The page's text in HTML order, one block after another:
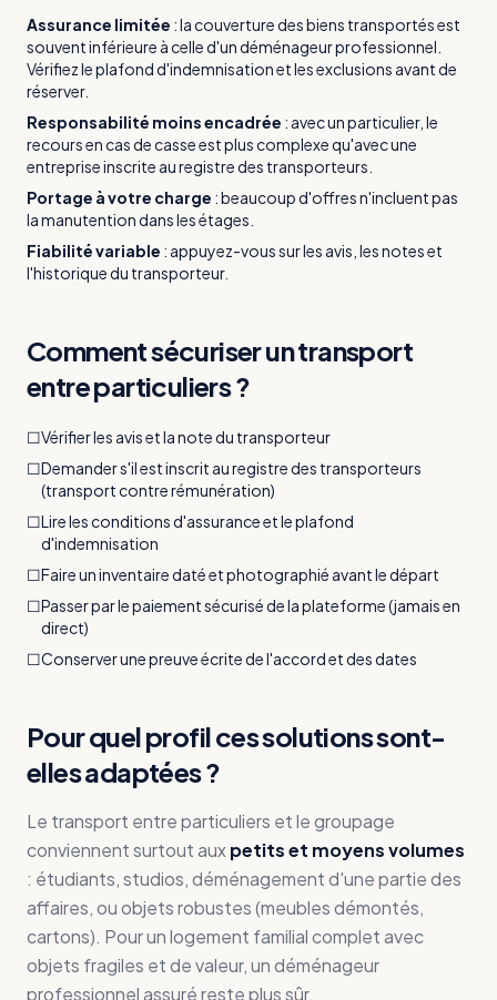
Assurance limitée :la couverture des biens transportés est
souvent inférieure à celle d'un déménageur professionnel.
Vérifiez le plafond d'indemnisation et les exclusions avant de
réserver.
Responsabilité moins encadrée : avec un particulier, le
recours en cas de casse est plus complexe qu'avec une
entreprise inscrite au registre des transporteurs.
Portage à votre charge :beaucoup d'offres n'incluent pas
la manutention dans les étages.
Fiabilité variable : appuyez-vous sur les avis, les notes et
l'historique du transporteur.
Comment sécuriser un transport
entre particuliers ?
☐Vérifier les avis et la note du transporteur
☐Demander s'il est inscrit au registre des transporteurs
(transport contre rémunération)
☐Lire les conditions d'assurance et le plafond
d'indemnisation
☐Faire un inventaire daté et photographié avant le départ
☐Passer par le paiement sécurisé de la plateforme (jamais en
direct)
☐Conserver une preuve écrite de l'accord et des dates
Pour quel profil ces solutions sont-
elles adaptées ?
Le transport entre particuliers et le groupage
conviennent surtout auxpetits et moyens volumes
: étudiants, studios, déménagement d'une partie des
affaires, ou objets robustes (meubles démontés,
cartons). Pour un logement familial complet avec
objets fragiles et de valeur, un déménageur
professionnel assuré reste plus sûr.